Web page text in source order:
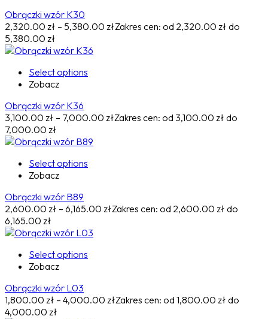
Obrączki wzór K30
2,320.00 zł – 5,380.00 złZakres cen: od 2,320.00 zł do
5,380.00 zł
Select options
Zobacz
Obrączki wzór K36
3,100.00 zł – 7,000.00 złZakres cen: od 3,100.00 zł do
7,000.00 zł
Select options
Zobacz
Obrączki wzór B89
2,600.00 zł – 6,165.00 złZakres cen: od 2,600.00 zł do
6,165.00 zł
Select options
Zobacz
Obrączki wzór L03
1,800.00 zł – 4,000.00 złZakres cen: od 1,800.00 zł do
4,000.00 zł